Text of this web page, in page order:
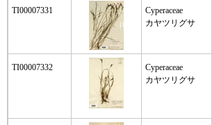
TI00007331
Cyperaceae
カヤツリグサ
TI00007332
Cyperaceae
カヤツリグサ